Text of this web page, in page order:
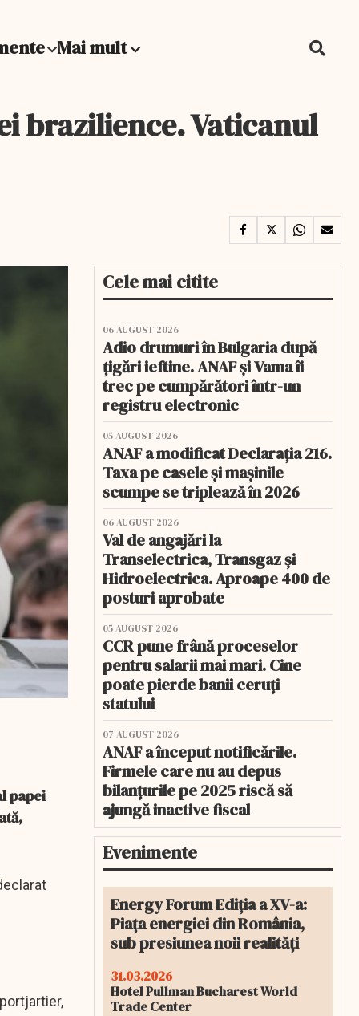
Mai mult
brazilience. Vaticanul
papei
Cele mai citite
06 AUGUST 2026
Adio drumuri în Bulgaria după
țigări ieftine. ANAF și Vama îi
trec pe cumpărători într-un
registru electronic
05 AUGUST 2026
ANAF a modificat Declarația 216.
Taxa pe casele și mașinile
scumpe se triplează în 2026
06 AUGUST 2026
Val de angajări la
Transelectrica, Transgaz și
Hidroelectrica. Aproape 400 de
posturi aprobate
05 AUGUST 2026
CCR pune frână proceselor
pentru salarii mai mari. Cine
poate pierde banii ceruți
statului
07 AUGUST 2026
ANAF a început notificările.
Firmele care nu au depus
bilanțurile pe 2025 riscă să
ajungă inactive fiscal
Evenimente
Energy Forum Ediția a XV-a:
Piața energiei din România,
sub presiunea noii realități
31.03.2026
Hotel Pullman Bucharest World
Trade Center